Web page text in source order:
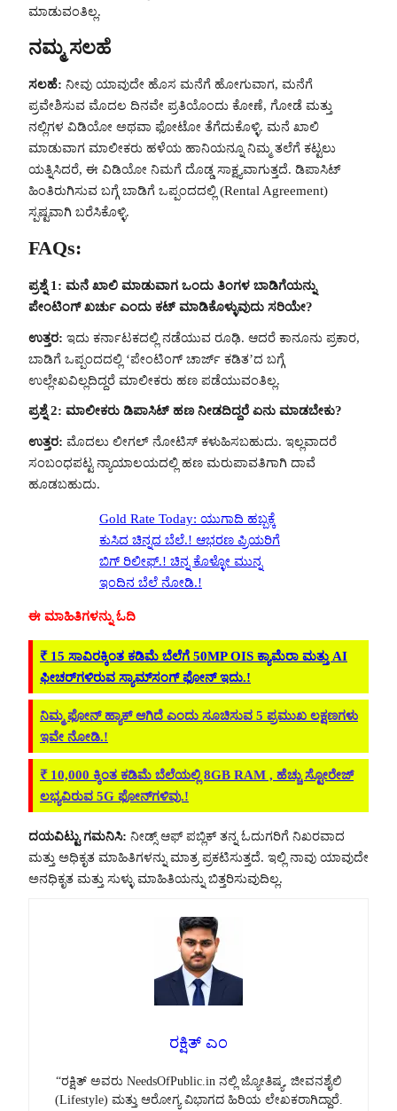
ಮಾಡುವಂತಿಲ್ಲ.
ನಮ್ಮ ಸಲಹೆ
ಸಲಹೆ: ನೀವು ಯಾವುದೇ ಹೊಸ ಮನೆಗೆ ಹೋಗುವಾಗ, ಮನೆಗೆ
ಪ್ರವೇಶಿಸುವ ಮೊದಲ ದಿನವೇ ಪ್ರತಿಯೊಂದು ಕೋಣೆ, ಗೋಡೆ ಮತ್ತು
ನಲ್ಲಿಗಳ ವಿಡಿಯೋ ಅಥವಾ ಫೋಟೋ ತೆಗೆದುಕೊಳ್ಳಿ. ಮನೆ ಖಾಲಿ
ಮಾಡುವಾಗ ಮಾಲೀಕರು ಹಳೆಯ ಹಾನಿಯನ್ನೂ ನಿಮ್ಮ ತಲೆಗೆ ಕಟ್ಟಲು
ಯತ್ನಿಸಿದರೆ, ಈ ವಿಡಿಯೋ ನಿಮಗೆ ದೊಡ್ಡ ಸಾಕ್ಷ್ಯವಾಗುತ್ತದೆ. ಡಿಪಾಸಿಟ್
ಹಿಂತಿರುಗಿಸುವ ಬಗ್ಗೆ ಬಾಡಿಗೆ ಒಪ್ಪಂದದಲ್ಲಿ (Rental Agreement)
ಸ್ಪಷ್ಟವಾಗಿ ಬರೆಸಿಕೊಳ್ಳಿ.
FAQs:
ಪ್ರಶ್ನೆ 1: ಮನೆ ಖಾಲಿ ಮಾಡುವಾಗ ಒಂದು ತಿಂಗಳ ಬಾಡಿಗೆಯನ್ನು
ಪೇಂಟಿಂಗ್ ಖರ್ಚು ಎಂದು ಕಟ್ ಮಾಡಿಕೊಳ್ಳುವುದು ಸರಿಯೇ?
ಉತ್ತರ: ಇದು ಕರ್ನಾಟಕದಲ್ಲಿ ನಡೆಯುವ ರೂಢಿ. ಆದರೆ ಕಾನೂನು ಪ್ರಕಾರ,
ಬಾಡಿಗೆ ಒಪ್ಪಂದದಲ್ಲಿ ‘ಪೇಂಟಿಂಗ್ ಚಾರ್ಜ್ ಕಡಿತ’ದ ಬಗ್ಗೆ
ಉಲ್ಲೇಖವಿಲ್ಲದಿದ್ದರೆ ಮಾಲೀಕರು ಹಣ ಪಡೆಯುವಂತಿಲ್ಲ.
ಪ್ರಶ್ನೆ 2: ಮಾಲೀಕರು ಡಿಪಾಸಿಟ್ ಹಣ ನೀಡದಿದ್ದರೆ ಏನು ಮಾಡಬೇಕು?
ಉತ್ತರ: ಮೊದಲು ಲೀಗಲ್ ನೋಟಿಸ್ ಕಳುಹಿಸಬಹುದು. ಇಲ್ಲವಾದರೆ
ಸಂಬಂಧಪಟ್ಟ ನ್ಯಾಯಾಲಯದಲ್ಲಿ ಹಣ ಮರುಪಾವತಿಗಾಗಿ ದಾವೆ
ಹೂಡಬಹುದು.
Gold Rate Today: ಯುಗಾದಿ ಹಬ್ಬಕ್ಕೆ
ಕುಸಿದ ಚಿನ್ನದ ಬೆಲೆ.! ಆಭರಣ ಪ್ರಿಯರಿಗೆ
ಬಿಗ್ ರಿಲೀಫ್.! ಚಿನ್ನ ಕೊಳ್ಳೋ ಮುನ್ನ
ಇಂದಿನ ಬೆಲೆ ನೋಡಿ.!
ಈ ಮಾಹಿತಿಗಳನ್ನು ಓದಿ
₹ 15 ಸಾವಿರಕ್ಕಿಂತ ಕಡಿಮೆ ಬೆಲೆಗೆ 50MP OIS ಕ್ಯಾಮೆರಾ ಮತ್ತು AI
ಫೀಚರ್‌ಗಳಿರುವ ಸ್ಯಾಮ್‌ಸಂಗ್‌ ಫೋನ್ ಇದು.!
ನಿಮ್ಮ ಫೋನ್ ಹ್ಯಾಕ್ ಆಗಿದೆ ಎಂದು ಸೂಚಿಸುವ 5 ಪ್ರಮುಖ ಲಕ್ಷಣಗಳು
ಇವೇ ನೋಡಿ.!
₹ 10,000 ಕ್ಕಿಂತ ಕಡಿಮೆ ಬೆಲೆಯಲ್ಲಿ 8GB RAM , ಹೆಚ್ಚು ಸ್ಟೋರೇಜ್‌
ಲಭ್ಯವಿರುವ 5G ಫೋನ್‌ಗಳಿವು.!
ದಯವಿಟ್ಟು ಗಮನಿಸಿ: ನೀಡ್ಸ್ ಆಫ್ ಪಬ್ಲಿಕ್ ತನ್ನ ಓದುಗರಿಗೆ ನಿಖರವಾದ
ಮತ್ತು ಅಧಿಕೃತ ಮಾಹಿತಿಗಳನ್ನು ಮಾತ್ರ ಪ್ರಕಟಿಸುತ್ತದೆ. ಇಲ್ಲಿ ನಾವು ಯಾವುದೇ
ಅನಧಿಕೃತ ಮತ್ತು ಸುಳ್ಳು ಮಾಹಿತಿಯನ್ನು ಬಿತ್ತರಿಸುವುದಿಲ್ಲ.
ರಕ್ಷಿತ್ ಎಂ
“ರಕ್ಷಿತ್ ಅವರು NeedsOfPublic.in ನಲ್ಲಿ ಜ್ಯೋತಿಷ್ಯ, ಜೀವನಶೈಲಿ
(Lifestyle) ಮತ್ತು ಆರೋಗ್ಯ ವಿಭಾಗದ ಹಿರಿಯ ಲೇಖಕರಾಗಿದ್ದಾರೆ.